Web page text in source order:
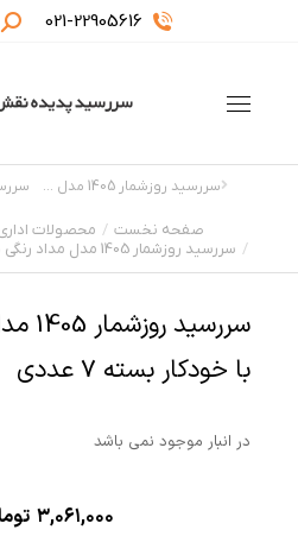
021-22905616
مکان شما:صفحه نخست محصولات
سررسید روزشمار 1405 مدل مداد رنگی همراه با خودکار بسته 7 عددی
سررسید روزشمار 1405 مدل مداد رنگی بسته 7 عددی
با خودکار بسته 7 عددی
در انبار موجود نمی باشد
۳,۰۶۱,۰۰۰